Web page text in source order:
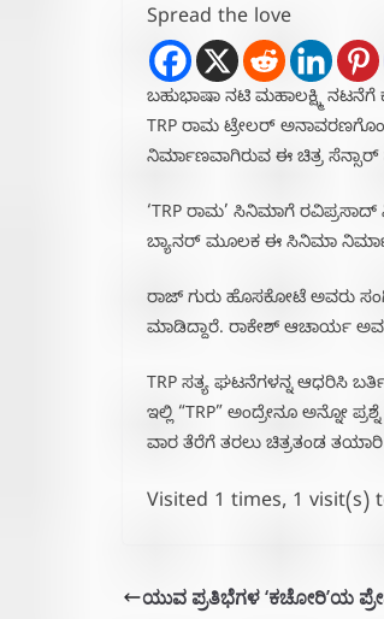
Spread the love
ಬಹುಭಾಷಾ ನಟಿ ಮಹಾಲಕ್ಷ್ಮಿ
TRP ರಾಮ ಟ್ರೇಲರ್
ನಿರ್ಮಾಣವಾಗಿರುವ ಈ ಚಿತ್ರ
‘TRP ರಾಮ’ ಸಿನಿಮಾಗೆ
ಬ್ಯಾನರ್ ಮೂಲಕ ಈ ಸಿನಿಮಾ
ರಾಜ್ ಗುರು ಹೊಸಕೋಟೆ ಅವರು
ಮಾಡಿದ್ದಾರೆ. ರಾಕೇಶ್ ಆಚಾರ್ಯ
TRP ಸತ್ಯ ಘಟನೆಗಳನ್ನ ಆಧರಿಸಿ
ಇಲ್ಲಿ “TRP” ಅಂದ್ರೇನೂ ಅನ್ನೋ
ವಾರ ತೆರೆಗೆ ತರಲು ಚಿತ್ರತಂಡ
Visited 1 times, 1 visit(s)
ಯುವ ಪ್ರತಿಭೆಗಳ ‘ಕಚೋರಿ’ಯ